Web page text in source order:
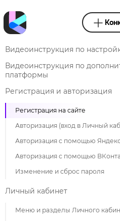
Видеоинструкция по
Видеоинструкция по
платформы
Регистрация и авторизация
Регистрация на сайте
Авторизация (вход в Личный
Авторизация с помощью
Авторизация с помощью
Изменение и сброс пароля
Личный кабинет
Меню и разделы Личного